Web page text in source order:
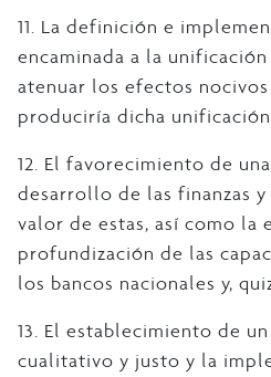
11. La definición e
encaminada a la
atenuar los efectos
produciría dicha
12. El favorecimiento de
desarrollo de las finanzas
valor de estas, así como la
profundización de las
los bancos nacionales y,
13. El establecimiento de
cualitativo y justo y la